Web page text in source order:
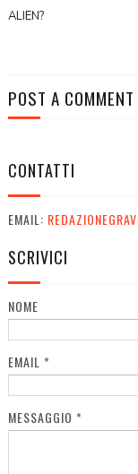
ALIEN?
POST A COMMENT
CONTATTI
EMAIL:
SCRIVICI
NOME
EMAIL *
MESSAGGIO *